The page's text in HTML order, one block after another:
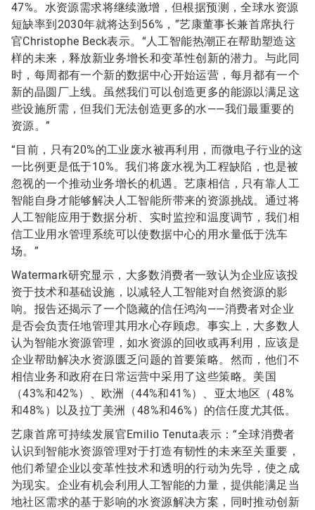
47%。水资源需求将继续激增，但根据预测，全球水资源
短缺率到2030年就将达到56%，”艺康董事长兼首席执行
官Christophe Beck表示。“人工智能热潮正在帮助塑造这
样的未来，释放新业务增长和变革性创新的潜力。与此同
时，每周都有一个新的数据中心开始运营，每月都有一个
新的晶圆厂上线。虽然我们可以创造更多的能源以满足这
些设施所需，但我们无法创造更多的水——我们最重要的
资源。”
“目前，只有20%的工业废水被再利用，而微电子行业的这
一比例更是低于10%。我们将废水视为工程缺陷，也是被
忽视的一个推动业务增长的机遇。艺康相信，只有靠人工
智能自身才能够解决人工智能所带来的资源挑战。通过将
人工智能应用于数据分析、实时监控和温度调节，我们相
信工业用水管理系统可以使数据中心的用水量低于洗车
场。”
Watermark研究显示，大多数消费者一致认为企业应该投
资于技术和基础设施，以减轻人工智能对自然资源的影
响。报告还揭示了一个隐藏的信任鸿沟——消费者对企业
是否会负责任地管理其用水心存顾虑。事实上，大多数人
认为智能水资源管理，如水资源的回收或再利用，应该是
企业帮助解决水资源匮乏问题的首要策略。然而，他们不
相信业务和政府在日常运营中采用了这些策略。美国
（43%和42%）、欧洲（44%和41%）、亚太地区（48%
和48%）以及拉丁美洲（48%和46%）的信任度尤其低。
艺康首席可持续发展官Emilio Tenuta表示：“全球消费者
认识到智能水资源管理对于打造有韧性的未来至关重要，
他们希望企业以变革性技术和透明的行动为先导，使之成
为现实。企业有机会利用人工智能的力量，提供能满足当
地社区需求的基于影响的水资源解决方案，同时推动创新